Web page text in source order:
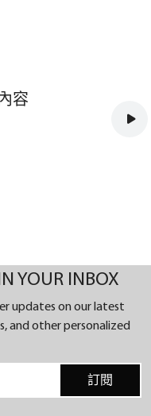
容
YOUR INBOX
updates on our latest
and other personalized
訂閱